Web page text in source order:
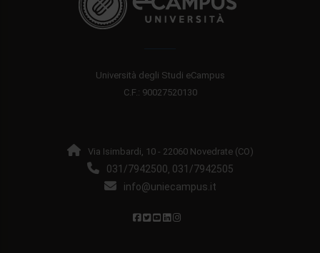
Università degli Studi eCampus
C.F.: 90027520130
Via Isimbardi, 10 - 22060 Novedrate (CO)
031/7942500, 031/7942505
info@uniecampus.it